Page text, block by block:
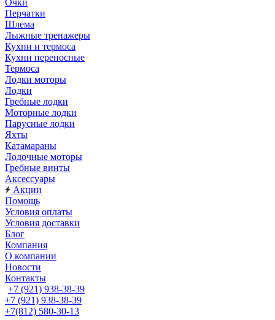
Очки
Перчатки
Шлема
Лыжные тренажеры
Кухни и термоса
Кухни переносные
Термоса
Лодки моторы
Лодки
Гребные лодки
Моторные лодки
Парусные лодки
Яхты
Катамараны
Лодочные моторы
Гребные винты
Аксессуары
Акции
Помощь
Условия оплаты
Условия доставки
Блог
Компания
О компании
Новости
Контакты
+7 (921) 938-38-39
+7 (921) 938-38-39
+7(812) 580-30-13